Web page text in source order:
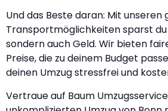
Und das Beste daran: Mit unseren
Transportmöglichkeiten sparst
sondern auch Geld. Wir bieten
Preise, die zu deinem Budget
deinen Umzug stressfrei und
Vertraue auf Baum